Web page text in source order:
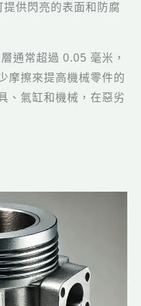
供閃亮的表面和防腐
通常超過 0.05 毫米，
摩擦來提高機械零件的
、氣缸和機械，在惡劣